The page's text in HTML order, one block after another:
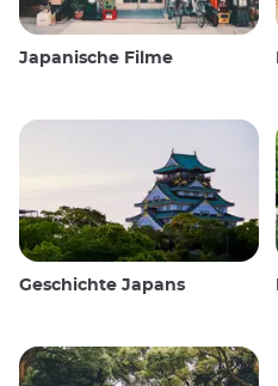
Japanische Filme
Geschichte Japans